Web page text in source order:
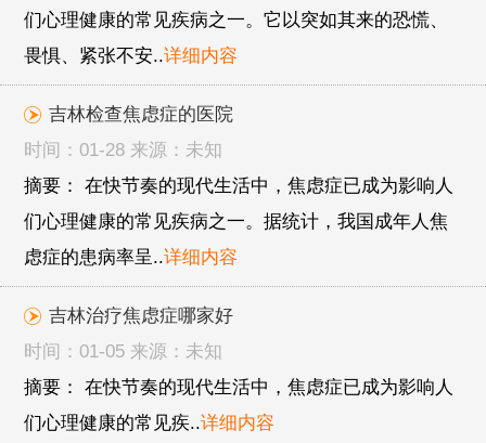
们心理健康的常见疾病之一。它以突如其来的恐慌、
畏惧、紧张不安..详细内容
吉林检查焦虑症的医院
时间：01-28 来源：未知
摘要： 在快节奏的现代生活中，焦虑症已成为影响人
们心理健康的常见疾病之一。据统计，我国成年人焦
虑症的患病率呈..详细内容
吉林治疗焦虑症哪家好
时间：01-05 来源：未知
摘要： 在快节奏的现代生活中，焦虑症已成为影响人
们心理健康的常见疾..详细内容